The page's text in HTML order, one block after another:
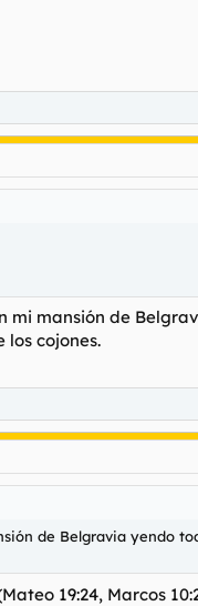
mi mansión de
cojones.
de Belgravia yendo
19:24, Marcos